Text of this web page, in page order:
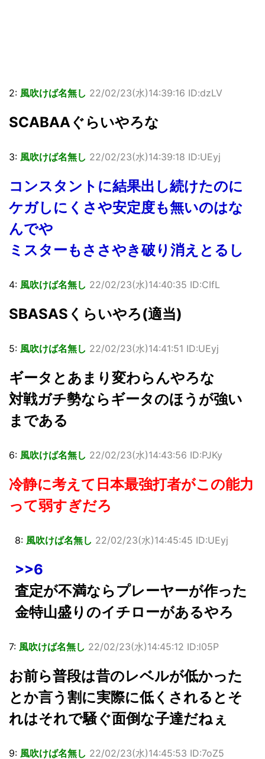
2: 風吹けば名無し 22/02/23(水)14:39:16 ID:dzLV
SCABAAぐらいやろな
3: 風吹けば名無し 22/02/23(水)14:39:18 ID:UEyj
コンスタントに結果出し続けたのに
ケガしにくさや安定度も無いのはな
んでや
ミスターもささやき破り消えとるし
4: 風吹けば名無し 22/02/23(水)14:40:35 ID:CIfL
SBASASくらいやろ(適当)
5: 風吹けば名無し 22/02/23(水)14:41:51 ID:UEyj
ギータとあまり変わらんやろな
対戦ガチ勢ならギータのほうが強い
まである
6: 風吹けば名無し 22/02/23(水)14:43:56 ID:PJKy
冷静に考えて日本最強打者がこの能力
って弱すぎだろ
8: 風吹けば名無し 22/02/23(水)14:45:45 ID:UEyj
>>6
査定が不満ならプレーヤーが作った
金特山盛りのイチローがあるやろ
7: 風吹けば名無し 22/02/23(水)14:45:12 ID:l05P
お前ら普段は昔のレベルが低かった
とか言う割に実際に低くされるとそ
れはそれで騒ぐ面倒な子達だねぇ
9: 風吹けば名無し 22/02/23(水)14:45:53 ID:7oZ5